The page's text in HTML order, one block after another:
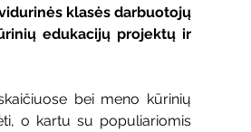
klasės darbuotojų
edukacijų projektų ir
bei meno kūrinių
o kartu su populiariomis